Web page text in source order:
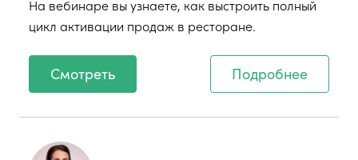
На вебинаре вы узнаете, как выстроить полный
цикл активации продаж в ресторане.
Смотреть Подробнее